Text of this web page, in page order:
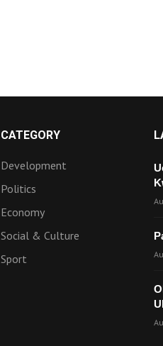
CATEGORY
Development
Politics
Economy
Social & Culture
Sport